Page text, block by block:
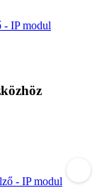
- IP modul